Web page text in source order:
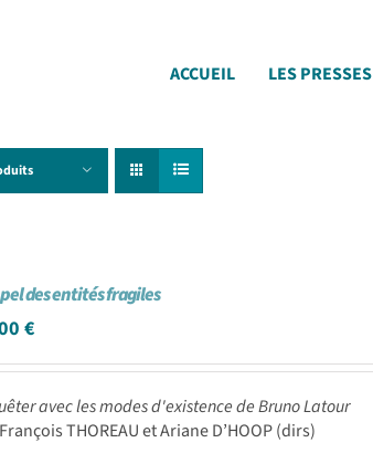
ACCUEIL LES PRESSES
des entités fragiles
€
avec les modes d'existence de Bruno Latour
THOREAU et Ariane D’HOOP (dirs)